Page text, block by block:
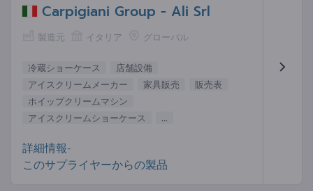
Carpigiani Group - Ali Srl
製造元 イタリア グローバル
冷蔵ショーケース
店舗設備
アイスクリームメーカー
家具販売
販売表
ホイップクリームマシン
アイスクリームショーケース
...
詳細情報-
このサプライヤーからの製品